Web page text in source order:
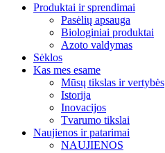
Produktai ir sprendimai
Pasėlių apsauga
Biologiniai produktai
Azoto valdymas
Sėklos
Kas mes esame
Mūsų tikslas ir vertybės
Istorija
Inovacijos
Tvarumo tikslai
Naujienos ir patarimai
NAUJIENOS